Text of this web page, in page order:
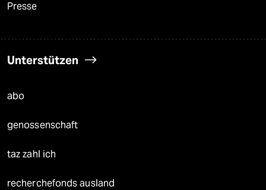
Presse
Unterstützen
abo
genossenschaft
taz zahl ich
recherchefonds ausland